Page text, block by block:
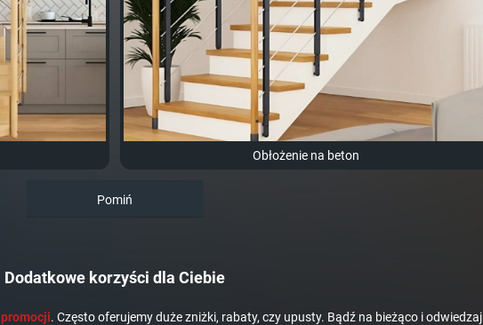
Obłożenie na beton
Pomiń
Dodatkowe korzyści dla Ciebie
promocji. Często oferujemy duże zniżki, rabaty, czy upusty. Bądź na bieżąco i odwiedzaj